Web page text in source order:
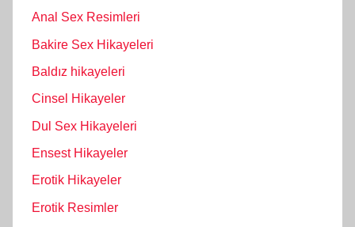
Anal Sex Resimleri
Bakire Sex Hikayeleri
Baldız hikayeleri
Cinsel Hikayeler
Dul Sex Hikayeleri
Ensest Hikayeler
Erotik Hikayeler
Erotik Resimler